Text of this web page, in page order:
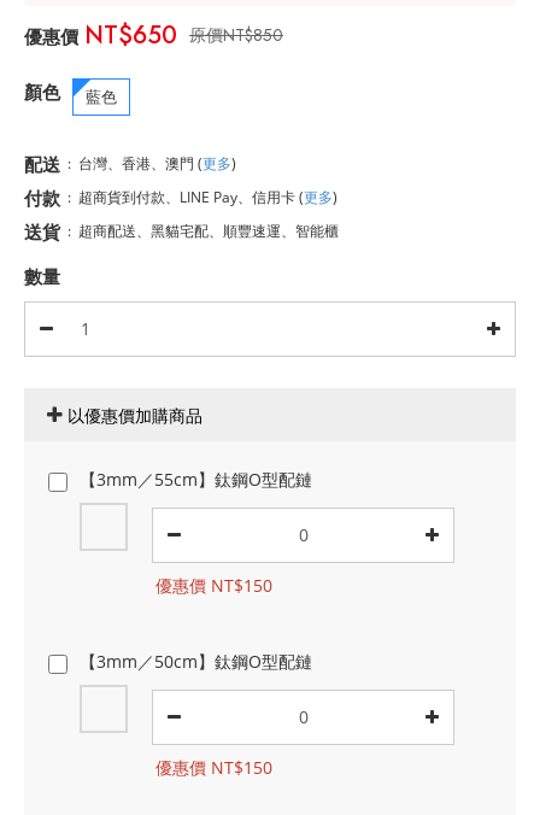
NT$850
NT$650
顏色 藍色
配送 : 台灣、香港、澳門 (更多)
付款 : 超商貨到付款、LINE Pay、信用卡(更多)
送貨 : 超商配送、黑貓宅配、順豐速運、智能櫃
數量
以優惠價加購商品
【3mm／55cm】鈦鋼O型配鏈
優惠價 NT$150
【3mm／50cm】鈦鋼O型配鏈
優惠價 NT$150